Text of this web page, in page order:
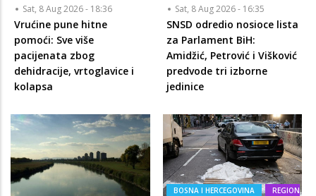
Sat, 8 Aug 2026 - 18:36
Vrućine pune hitne
pomoći: Sve više
pacijenata zbog
dehidracije, vrtoglavice i
kolapsa
Sat, 8 Aug 2026 - 16:35
SNSD odredio nosioce lista
za Parlament BiH:
Amidžić, Petrović i Višković
predvode tri izborne
jedinice
BOSNA I HERCEGOVINA REGION